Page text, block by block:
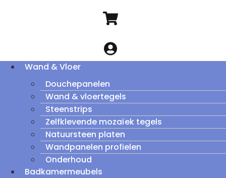
Wand & Vloer
Douchepanelen
Wand & vloertegels
Steenstrips
Zelfklevende mozaïek tegels
Natuursteen platen
Wandpanelen profielen
Onderhoud
Badkamermeubels